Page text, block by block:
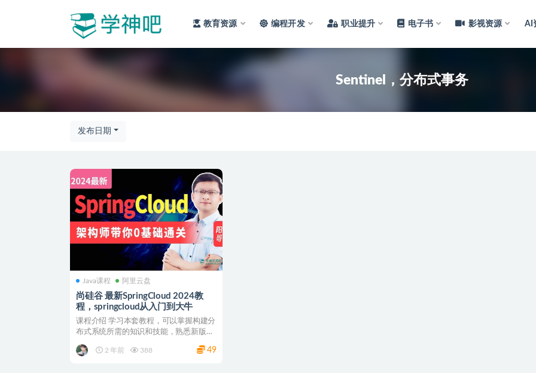
教育资源 编程开发 职业提升 电子书 影视资源 AI
Sentinel，分布式事务
发布日期
Java课程 阿里云盘
尚硅谷 最新SpringCloud 2024教
程，springcloud从入门到大牛
课程介绍 学习本套教程，可以掌握构建分
布式系统所需的知识和技能，熟悉新版的
2 年前
388 49